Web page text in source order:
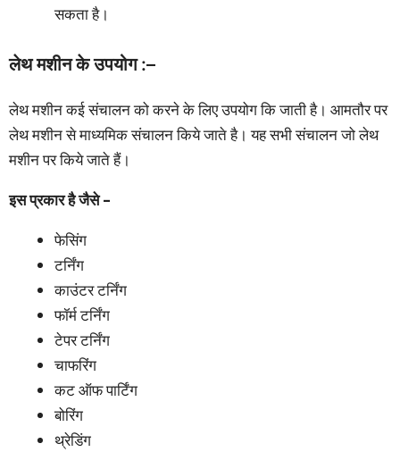
सकता है।
लेथ मशीन के उपयोग :–
लेथ मशीन कई संचालन को करने के लिए उपयोग कि जाती है। आमतौर पर
लेथ मशीन से माध्यमिक संचालन किये जाते है। यह सभी संचालन जो लेथ
मशीन पर किये जाते हैं।
इस प्रकार है जैसे –
फेसिंग
टर्निंग
काउंटर टर्निंग
फॉर्म टर्निंग
टेपर टर्निंग
चाफरिंग
कट ऑफ पार्टिंग
बोरिंग
थ्रेडिंग